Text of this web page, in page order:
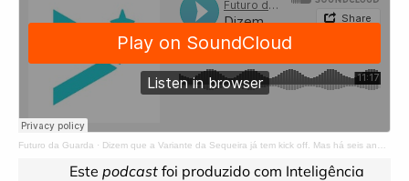
Futuro da Guarda · Dizem que a Variante da Sequeira já tem kick off. Mas há seis anos foi show off?
Este podcast foi produzido com Inteligência